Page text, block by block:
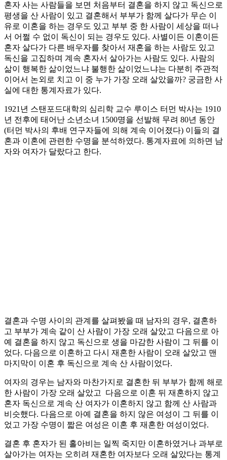
혼자 사는 사람들을 보면 처음부터 결혼을 하지 않고 독신으로
평생을 산 사람이 있고 결혼해서 부부가 함께 살다가 무슨 이
유로 이혼을 하는 경우도 있고 부부 중 한 사람이 세상을 떠나
서 어쩔 수 없이 독신이 되는 경우도 있다. 사별이든 이혼이든
혼자 살다가 다른 배우자를 찾아서 재혼을 하는 사람도 있고
독신을 고집하며 계속 혼자서 살아가는 사람도 있다. 사람의
삶이 행복한 삶이었느냐 불행한 삶이었느냐는 다분히 주관적
이어서 논외로 치고 이 중 누가 가장 오래 살았을까? 궁금한 사
실에 대한 통계자료가 있다.
1921년 스탠포드대학의 심리학 교수 루이스 터먼 박사는 1910
년 전후에 태어난 소년소녀 1500명을 선발해 무려 80년 동안
(터먼 박사의 후배 연구자들에 의해 계속 이어졌다) 이들의 결
혼과 이혼에 관련한 수명을 분석하였다. 통계자료에 의하면 남
자와 여자가 달랐다고 한다.
결혼과 수명 사이의 관계를 살펴봤을 때 남자의 경우, 결혼하
고 부부가 계속 같이 산 사람이 가장 오래 살았고 다음으로 아
예 결혼을 하지 않고 독신으로 생을 마감한 사람이 그 뒤를 이
었다. 다음으로 이혼하고 다시 재혼한 사람이 오래 살았고 맨
마지막이 이혼 후 독신으로 계속 산 사람이었다.
여자의 경우는 남자와 마찬가지로 결혼한 뒤 부부가 함께 해로
한 사람이 가장 오래 살았고 다음으로 이혼 뒤 재혼하지 않고
혼자 독신으로 계속 산 여자가 이혼하지 않고 함께 산 사람과
비슷했다. 다음으로 아예 결혼을 하지 않은 여성이 그 뒤를 이
었고 가장 수명이 짧은 여성은 이혼 후 재혼한 여성이었다.
결혼 후 혼자가 된 홀아비는 일찍 죽지만 이혼하였거나 과부로
살아가는 여자는 오히려 재혼한 여자보다 오래 살았다는 통계